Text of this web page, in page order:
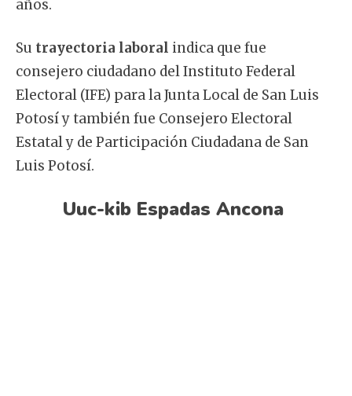
años.
Su trayectoria laboral indica que fue
consejero ciudadano del Instituto Federal
Electoral (IFE) para la Junta Local de San Luis
Potosí y también fue Consejero Electoral
Estatal y de Participación Ciudadana de San
Luis Potosí.
Uuc-kib Espadas Ancona